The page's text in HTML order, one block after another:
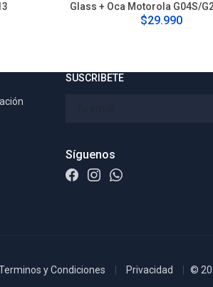
Glass + Oca Motorola G04S/
$29.990
SUSCRIBETE
Síguenos
y Condiciones Privacidad ©